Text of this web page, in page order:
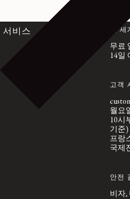
서비스 전
무료
14일
고객
월요
10시
기준)
프랑
국제
안전
비자,